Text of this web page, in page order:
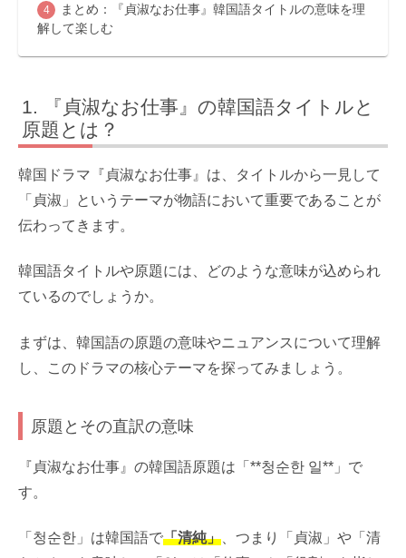
まとめ：『貞淑なお仕事』韓国語タイトルの意味を理
解して楽しむ
『貞淑なお仕事』の韓国語タイトルと
原題とは？
韓国ドラマ『貞淑なお仕事』は、タイトルから一見して
「貞淑」というテーマが物語において重要であることが
伝わってきます。
韓国語タイトルや原題には、どのような意味が込められ
ているのでしょうか。
まずは、韓国語の原題の意味やニュアンスについて理解
し、このドラマの核心テーマを探ってみましょう。
原題とその直訳の意味
『貞淑なお仕事』の韓国語原題は「**청순한 일**」で
す。
「청순한」は韓国語で「清純」 、つまり「貞淑」や「清